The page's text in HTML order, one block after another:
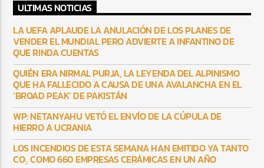
ULTIMAS NOTICIAS
LA UEFA APLAUDE LA ANULACIÓN DE LOS PLANES DE
VENDER EL MUNDIAL PERO ADVIERTE A INFANTINO DE
QUE RINDA CUENTAS
QUIÉN ERA NIRMAL PURJA, LA LEYENDA DEL ALPINISMO
QUE HA FALLECIDO A CAUSA DE UNA AVALANCHA EN EL
‘BROAD PEAK’ DE PAKISTÁN
WP: NETANYAHU VETÓ EL ENVÍO DE LA CÚPULA DE
HIERRO A UCRANIA
LOS INCENDIOS DE ESTA SEMANA HAN EMITIDO YA TANTO
CO₂ COMO 660 EMPRESAS CERÁMICAS EN UN AÑO